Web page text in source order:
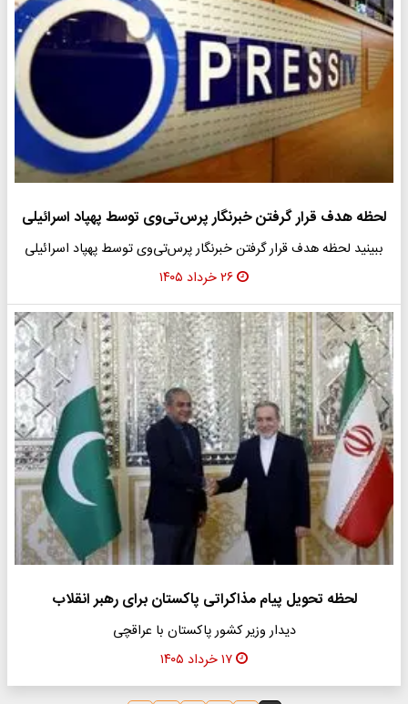
لحظه هدف قرار گرفتن خبرنگار پرس‌تی‌وی توسط پهپاد اسرائیلی
ببینید لحظه هدف قرار گرفتن خبرنگار پرس‌تی‌وی توسط پهپاد اسرائیلی
۲۶ خرداد ۱۴۰۵
لحظه تحویل پیام مذاکراتی پاکستان برای رهبر انقلاب
دیدار وزیر کشور پاکستان با عراقچی
۱۷ خرداد ۱۴۰۵